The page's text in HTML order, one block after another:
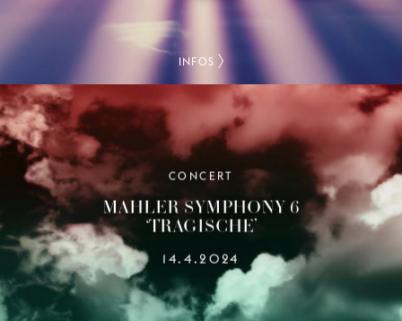
INFOS
CONCERT
MAHLER SYMPHONY 6
‘TRAGISCHE’
14.4.2024